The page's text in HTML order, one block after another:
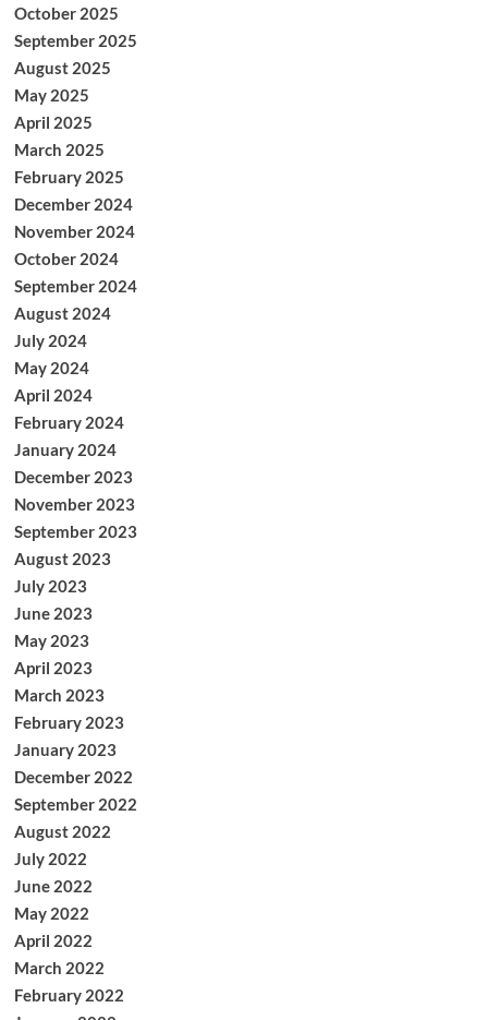
October 2025
September 2025
August 2025
May 2025
April 2025
March 2025
February 2025
December 2024
November 2024
October 2024
September 2024
August 2024
July 2024
May 2024
April 2024
February 2024
January 2024
December 2023
November 2023
September 2023
August 2023
July 2023
June 2023
May 2023
April 2023
March 2023
February 2023
January 2023
December 2022
September 2022
August 2022
July 2022
June 2022
May 2022
April 2022
March 2022
February 2022